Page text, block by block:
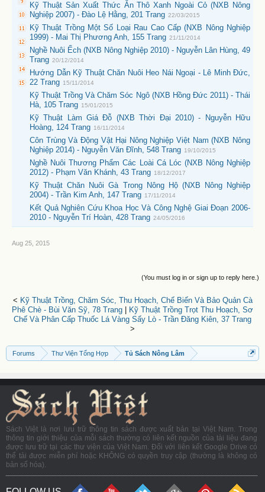
Kỹ Thuật Sản Xuất Thức Ăn Thô Xanh Ngoài Cỏ (NXB Nông
Nghiệp 2007) - Đào Lệ Hằng, 201 Trang 22/03/2015
Kỹ Thuật Trồng Một Số Loại Rau Cao Cấp (NXB Nông Nghiệp
1999) - Mai Thị Phương Anh, 155 Trang 21/11/2014
Nghề Nuôi Ếch (NXB Nông Nghiệp 2010) - Nguyễn Lân Hùng, 49
Trang 20/12/2014
Hướng Dẫn Kỹ Thuật Chăn Nuôi Heo Nái Ngoại - Lê Minh Đức,
22 Trang 15/11/2014
Kỹ Thuật Trồng Và Chăm Sóc Ngô (NXB Hồng Đức 2011) - Thái
Hà, 105 Trang 15/01/2015
Kỹ Thuật Làm Giá Đỗ (NXB Thời Đại 2010) - Nguyễn Hữu
Hoàng, 124 Trang 16/11/2014
Côn Trùng Và Động Vật Hại Nông Nghiệp Việt Nam (NXB Nông
Nghiệp 2014) - Nguyễn Văn Đĩnh, 548 Trang 19/10/2015
Nghề Nuôi Thương Phẩm Các Loài Cá Lóc (NXB Nông Nghiệp
2012) - Phạm Văn Khánh, 43 Trang 18/12/2017
Kỹ Thuật Chăn Nuôi Gà Trong Nông Hộ (NXB Nông Nghiệp
2004) - Trần Kim Anh, 147 Trang 17/11/2014
Kết Quả Nghiên Cứu Khoa Học Và Công Nghệ Giai Đoạn 2006-
2010 - Nguyễn Trí Hoàn, 428 Trang 24/05/2016
Aug 25, 2015
(You must log in or sign up to reply here.)
< Kỹ Thuật Trồng, Chăm Sóc, Thu Hoạch, Chế Biến Và Bảo Quản Cà
Phê Chè - Bùi Văn Sỹ, 78 Trang
Kỹ Thuật Trồng Trọt Thu Hoạch, Sơ
Chế Và Phân Cấp Thuốc Lá Vàng Sấy Lò - Trần Đăng Kiên, 37 Trang
>
Forums Thư Viện Tổng Hợp Tủ Sách Nông Lâm
Sách Việt là nơi lưu trữ thông tin sách được xuất bản tại Việt Nam. Trong
thông tin giới thiệu của mỗi sách thường có liên kết nguồn của tài liệu đang
được lưu trữ tại các thư viện của Việt Nam. Đối với liên kết Google Drive có
thể tải được miễn phí hoặc KHÔNG có quyền truy cập (thường là không có
bản số hóa).